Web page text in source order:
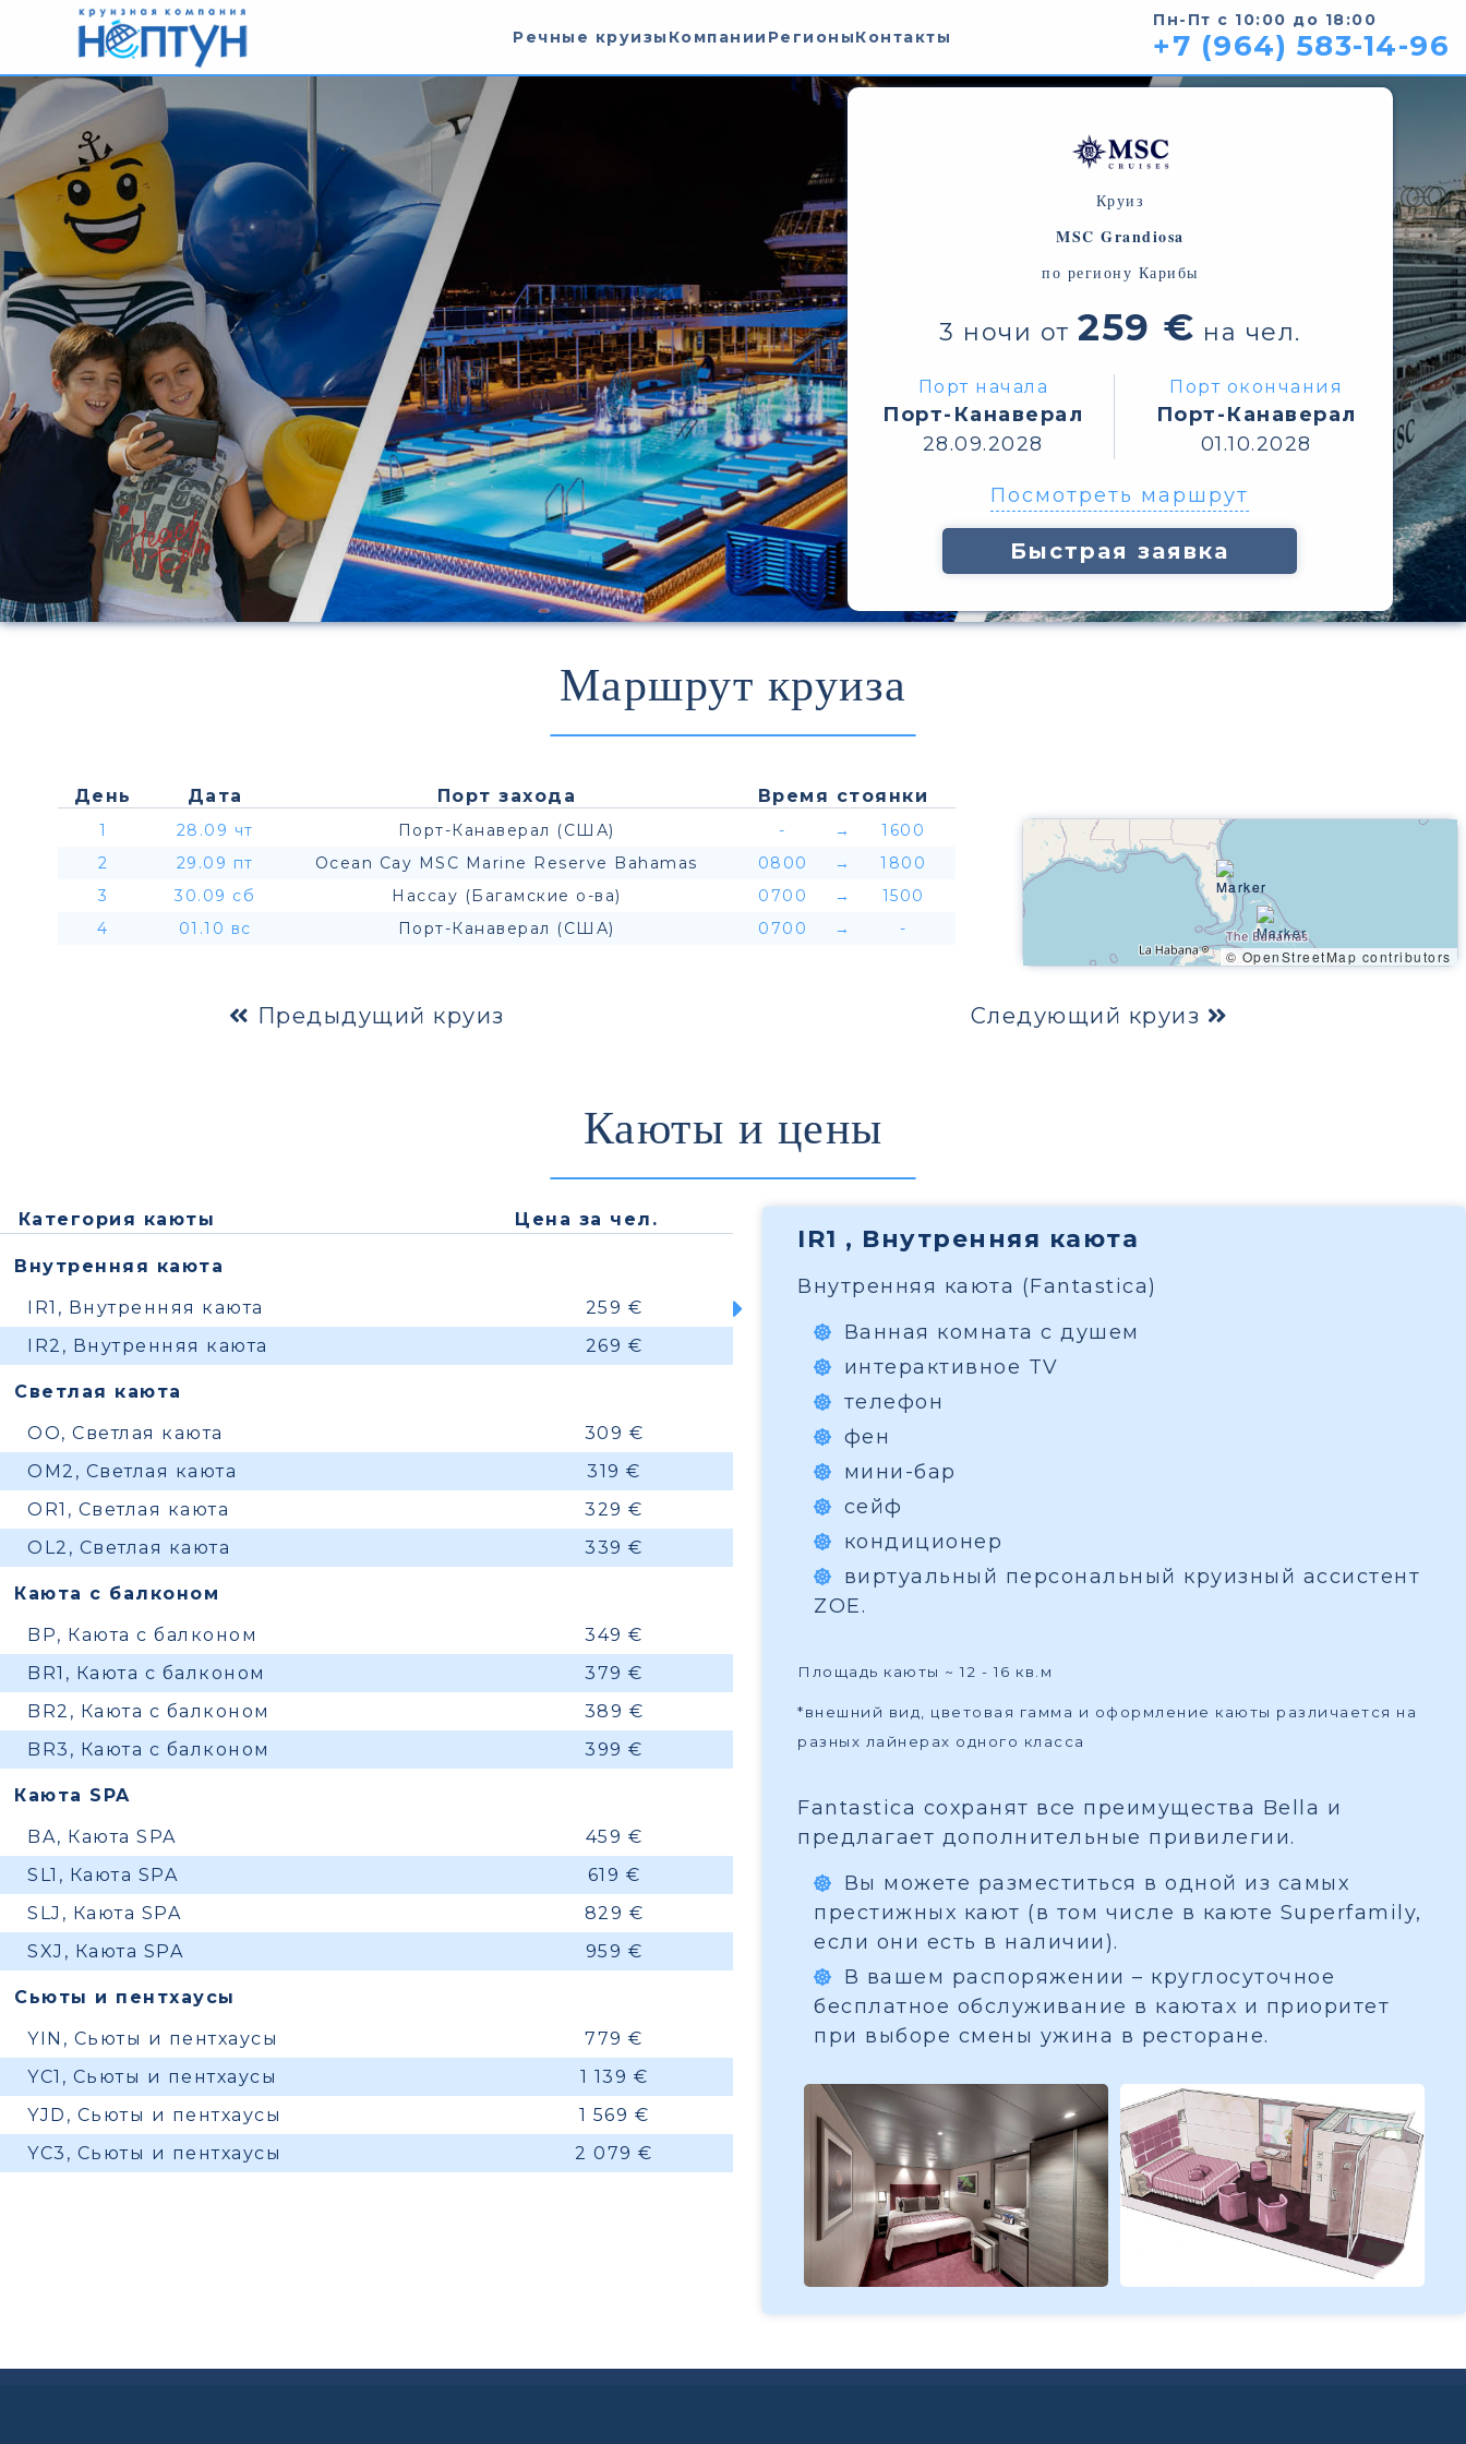
Речные круизы Компании РегионыКонтакты
Пн-Пт с 10:00 до 18:00
+7 (964) 583-14-96
Круиз
MSC Grandiosa
по региону Карибы
3 ночи от 259 € на чел.
Порт начала
Порт-Канаверал
28.09.2028
Порт окончания
Порт-Канаверал
01.10.2028
Посмотреть маршрут
Быстрая заявка
Маршрут круиза
День Дата Порт захода Время стоянки
1 28.09 чт Порт-Канаверал (США) - →
1600
2
29.09 пт Ocean Cay MSC Marine Reserve Bahamas 0800 →
1800
3
30.09 сб Нассау (Багамские о-ва) 0700 →
1500
4
01.10 вс Порт-Канаверал (США) 0700 → -
© OpenStreetMap contributors
Предыдущий круиз Следующий круиз
Каюты и цены
Категория каюты Цена за чел.
Внутренняя каюта
IR1, Внутренняя каюта
259 €
IR2, Внутренняя каюта
269 €
Светлая каюта
OO, Светлая каюта
309 €
OM2, Светлая каюта
319 €
OR1, Светлая каюта
329 €
OL2, Светлая каюта
339 €
Каюта с балконом
BP, Каюта с балконом
349 €
BR1, Каюта с балконом
379 €
BR2, Каюта с балконом
389 €
BR3, Каюта с балконом
399 €
Каюта SPA
BA, Каюта SPA
459 €
SL1, Каюта SPA
619 €
SLJ, Каюта SPA
829 €
SXJ, Каюта SPA
959 €
Сьюты и пентхаусы
YIN, Сьюты и пентхаусы
779 €
YC1, Сьюты и пентхаусы
1 139 €
YJD, Сьюты и пентхаусы
1 569 €
YC3, Сьюты и пентхаусы
2 079 €
IR1 , Внутренняя каюта
Внутренняя каюта (Fantastica)
Ванная комната с душем
интерактивное TV
телефон
фен
мини-бар
сейф
кондиционер
виртуальный персональный круизный ассистент
ZOE.
Площадь каюты ~ 12 - 16 кв.м
*внешний вид, цветовая гамма и оформление каюты различается на
разных лайнерах одного класса
Fantastica сохранят все преимущества Bella и
предлагает дополнительные привилегии.
Вы можете разместиться в одной из самых
престижных кают (в том числе в каюте Superfamily,
если они есть в наличии).
В вашем распоряжении – круглосуточное
бесплатное обслуживание в каютах и приоритет
при выборе смены ужина в ресторане.